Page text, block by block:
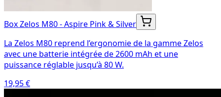
Box Zelos M80 - Aspire Pink & Silver
La Zelos M80 reprend l’ergonomie de la gamme Zelos
avec une batterie intégrée de 2600 mAh et une
puissance réglable jusqu’à 80 W.
19,95 €